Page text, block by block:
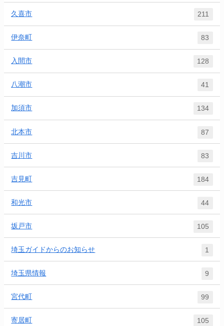
久喜市 211
伊奈町 83
入間市 128
八潮市 41
加須市 134
北本市 87
吉川市 83
吉見町 184
和光市 44
坂戸市 105
埼玉ガイドからのお知らせ 1
埼玉県情報 9
宮代町 99
寄居町 105